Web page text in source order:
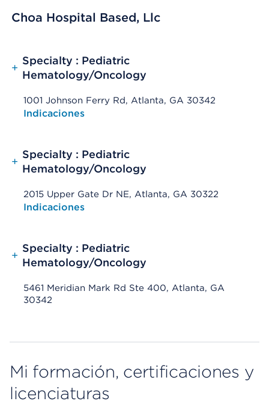
Choa Hospital Based, Llc
+
Specialty : Pediatric
Hematology/Oncology
1001 Johnson Ferry Rd, Atlanta, GA 30342
Opens native map application on mobile devices
Indicaciones
+
Specialty : Pediatric
Hematology/Oncology
2015 Upper Gate Dr NE, Atlanta, GA 30322
Opens native map application on mobile devices
Indicaciones
+
Specialty : Pediatric
Hematology/Oncology
5461 Meridian Mark Rd Ste 400, Atlanta, GA
30342
Mi formación, certificaciones y
licenciaturas